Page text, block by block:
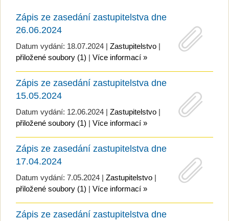
Zápis ze zasedání zastupitelstva dne
26.06.2024
Datum vydání: 18.07.2024 | Zastupitelstvo |
přiložené soubory (1) | Více informací »
Zápis ze zasedání zastupitelstva dne
15.05.2024
Datum vydání: 12.06.2024 | Zastupitelstvo |
přiložené soubory (1) | Více informací »
Zápis ze zasedání zastupitelstva dne
17.04.2024
Datum vydání: 7.05.2024 | Zastupitelstvo |
přiložené soubory (1) | Více informací »
Zápis ze zasedání zastupitelstva dne